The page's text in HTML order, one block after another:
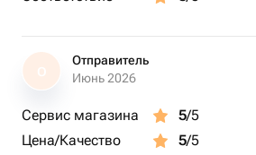
О
Отправитель
Июнь 2026
Сервис магазина 5/5
Цена/Качество
5/5